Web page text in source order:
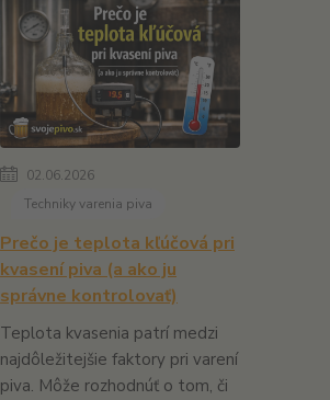
02.06.2026
Techniky varenia piva
Prečo je teplota kľúčová pri
kvasení piva (a ako ju
správne kontrolovať)
Teplota kvasenia patrí medzi
najdôležitejšie faktory pri varení
piva. Môže rozhodnúť o tom, či